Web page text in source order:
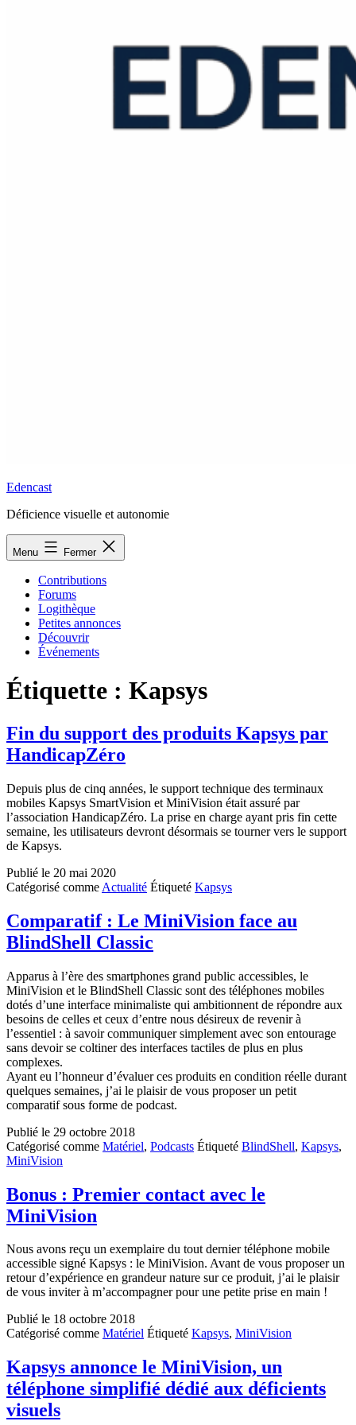
Edencast
Déficience visuelle et autonomie
Menu Fermer
Contributions
Forums
Logithèque
Petites annonces
Découvrir
Événements
Étiquette : Kapsys
Fin du support des produits Kapsys par
HandicapZéro
Depuis plus de cinq années, le support technique des terminaux
mobiles Kapsys SmartVision et MiniVision était assuré par
l’association HandicapZéro. La prise en charge ayant pris fin cette
semaine, les utilisateurs devront désormais se tourner vers le support
de Kapsys.
Publié le 20 mai 2020
Catégorisé comme Actualité Étiqueté Kapsys
Comparatif : Le MiniVision face au
BlindShell Classic
Apparus à l’ère des smartphones grand public accessibles, le
MiniVision et le BlindShell Classic sont des téléphones mobiles
dotés d’une interface minimaliste qui ambitionnent de répondre aux
besoins de celles et ceux d’entre nous désireux de revenir à
l’essentiel : à savoir communiquer simplement avec son entourage
sans devoir se coltiner des interfaces tactiles de plus en plus
complexes.
Ayant eu l’honneur d’évaluer ces produits en condition réelle durant
quelques semaines, j’ai le plaisir de vous proposer un petit
comparatif sous forme de podcast.
Publié le 29 octobre 2018
Catégorisé comme Matériel, Podcasts Étiqueté BlindShell, Kapsys,
MiniVision
Bonus : Premier contact avec le
MiniVision
Nous avons reçu un exemplaire du tout dernier téléphone mobile
accessible signé Kapsys : le MiniVision. Avant de vous proposer un
retour d’expérience en grandeur nature sur ce produit, j’ai le plaisir
de vous inviter à m’accompagner pour une petite prise en main !
Publié le 18 octobre 2018
Catégorisé comme Matériel Étiqueté Kapsys, MiniVision
Kapsys annonce le MiniVision, un
téléphone simplifié dédié aux déficients
visuels